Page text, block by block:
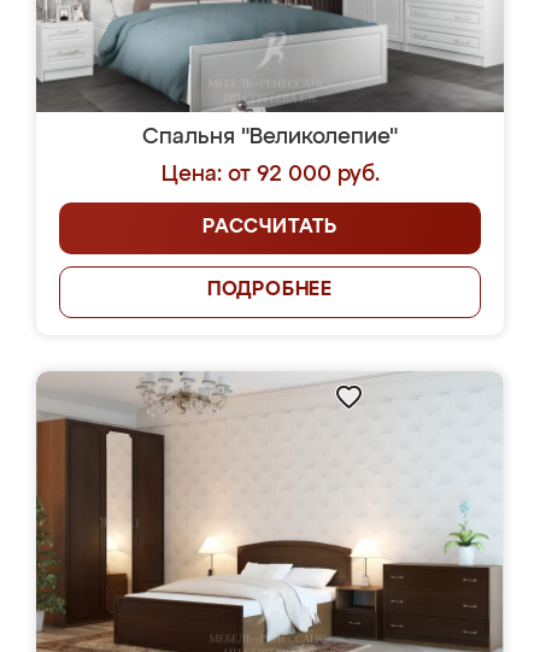
Спальня "Великолепие"
Цена: от 92 000 руб.
РАССЧИТАТЬ
ПОДРОБНЕЕ